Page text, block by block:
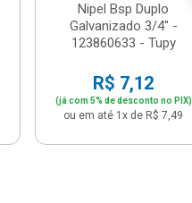
Nipel Bsp Duplo
Galvanizado 3/4" -
123860633 - Tupy
R$ 7,12
(já com 5% de desconto no PIX)
ou em até 1x de R$ 7,49